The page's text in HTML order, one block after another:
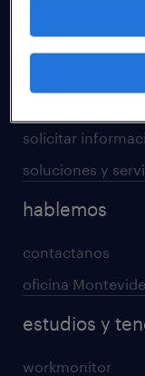
professional
solicitar
soluciones y
hablemos
contactanos
oficina
estudios y
workmonitor